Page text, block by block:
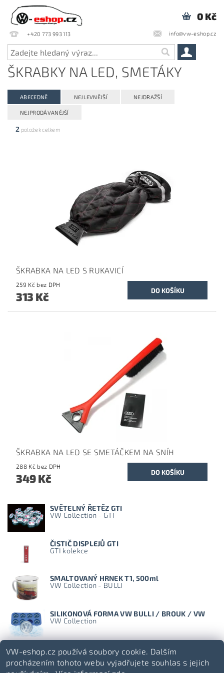
+420 773 993 113 info@vw-eshop.cz
0 Kč
ŠKRABKY NA LED, SMETÁKY
ABECEDNĚ NEJLEVNĚJŠÍ NEJDRAŽŠÍ
NEJPRODÁVANĚJŠÍ
2 položek celkem
ŠKRABKA NA LED S RUKAVICÍ
259 Kč bez DPH
313 Kč
ŠKRABKA NA LED SE SMETÁČKEM NA SNÍH
288 Kč bez DPH
349 Kč
SVĚTELNÝ ŘETĚZ GTI
VW Collection - GTI
ČISTIČ DISPLEJŮ GTI
GTI kolekce
SMALTOVANÝ HRNEK T1, 500ml
VW Collection - BULLI
SILIKONOVÁ FORMA VW BULLI / BROUK / VW
VW Collection
VW-eshop.cz používá soubory cookie. Dalším
procházením tohoto webu vyjadřujete souhlas s jejich